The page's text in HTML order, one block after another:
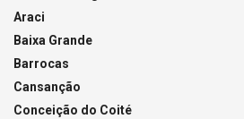
Araci
Baixa Grande
Barrocas
Cansanção
Conceição do Coité